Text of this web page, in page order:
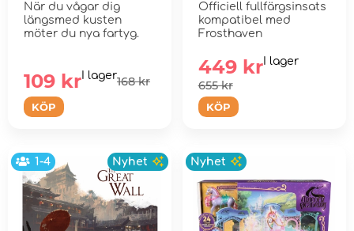
När du vågar dig
längsmed kusten
möter du nya fartyg.
KÖP
168 kr
109 kr I lager
Officiell fullfärgsinsats
kompatibel med
Frosthaven
KÖP
655 kr
449 krI lager
1-4 Nyhet Nyhet